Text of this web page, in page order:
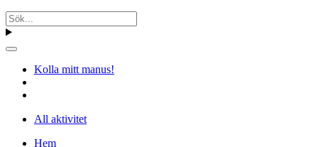
Kolla mitt manus!
All aktivitet
Hem